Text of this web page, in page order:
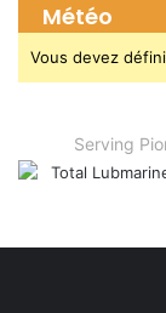
Météo
Vous devez
Serving